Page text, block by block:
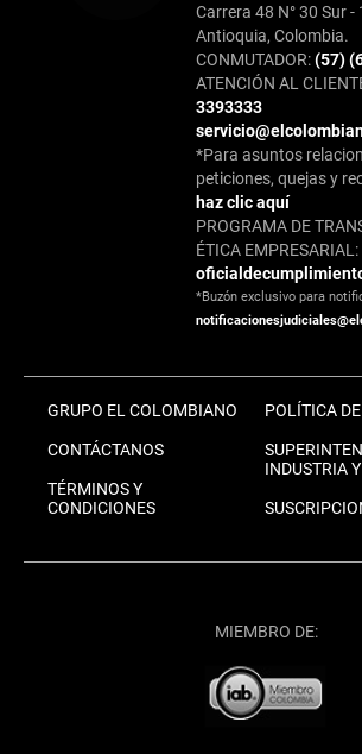
Carrera 48 N° 30 Sur -
Antioquia, Colombia.
CONMUTADOR:(57)
ATENCIÓN AL
3393333
*Para asuntos
peticiones, quejas y
haz clic aquí
PROGRAMA DE
ÉTICA EMPRESARIAL:
*Buzón exclusivo para
GRUPO EL COLOMBIANO
CONTÁCTANOS
TÉRMINOS Y
CONDICIONES
POLÍTICA
INDUSTRIA
MIEMBRO DE: